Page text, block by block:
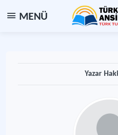
MENÜ
Yazar